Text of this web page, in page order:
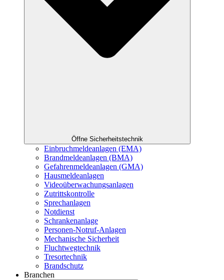
Öffne Sicherheitstechnik
Einbruchmeldeanlagen (EMA)
Brandmeldeanlagen (BMA)
Gefahrenmeldeanlagen (GMA)
Hausmeldeanlagen
Videoüberwachungsanlagen
Zutrittskontrolle
Sprechanlagen
Notdienst
Schrankenanlage
Personen-Notruf-Anlagen
Mechanische Sicherheit
Fluchtwegtechnik
Tresortechnik
Brandschutz
Branchen